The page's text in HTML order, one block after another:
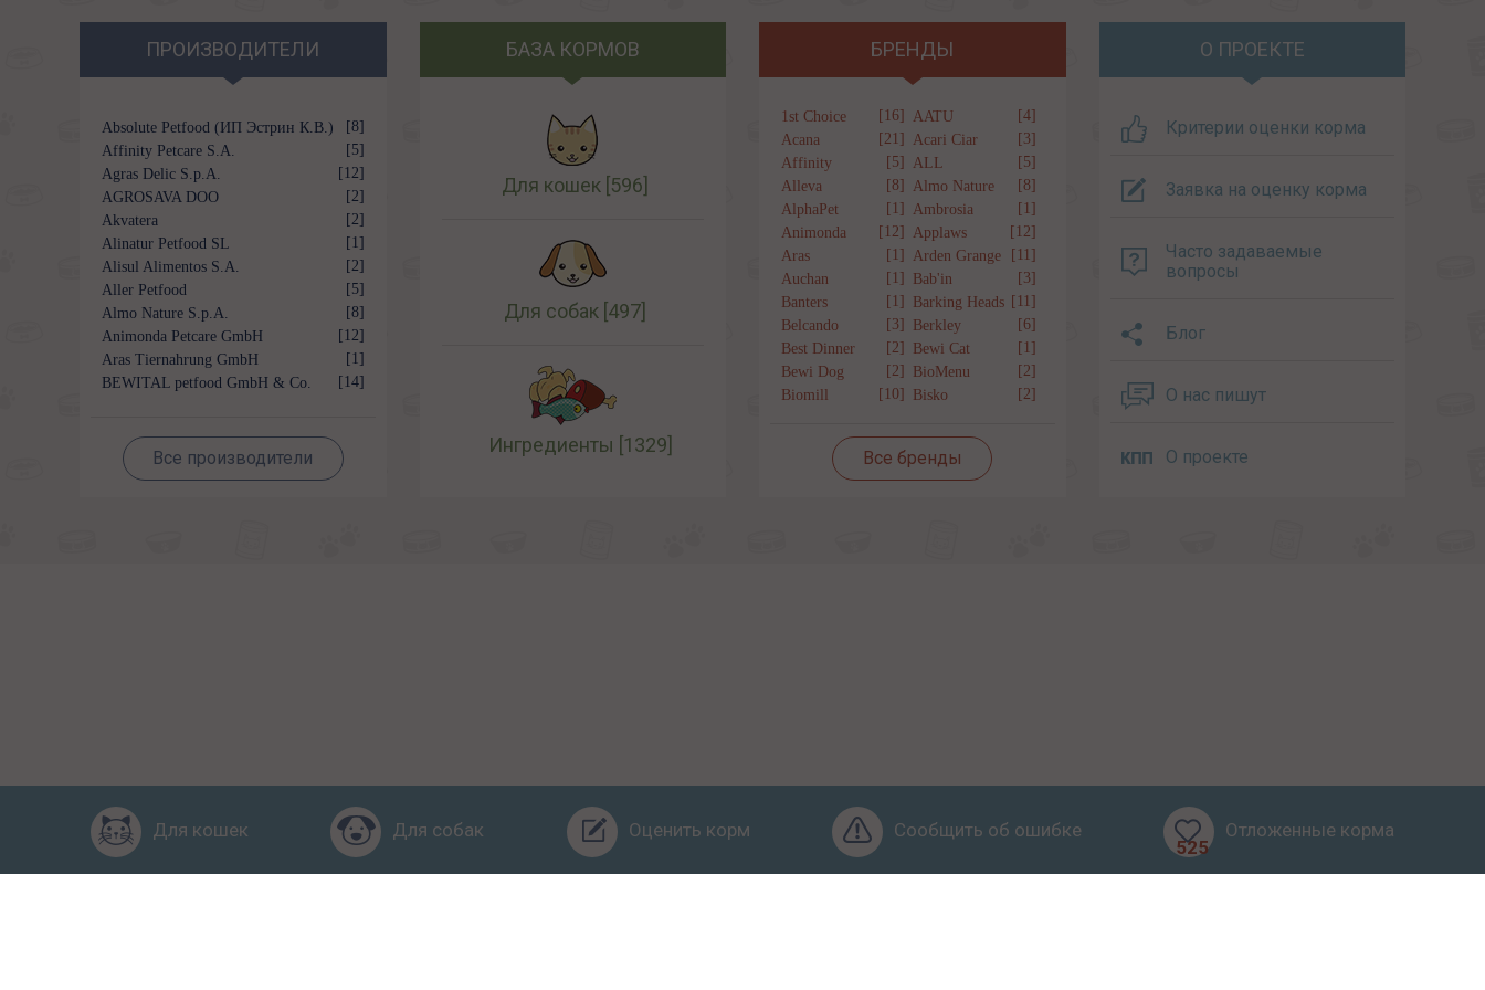
ПРОИЗВОДИТЕЛИ
Absolute Petfood (ИП Эстрин К.В.)
[8]
Affinity Petcare S.A.
[5]
Agras Delic S.p.A.
[12]
AGROSAVA DOO
[2]
Akvatera
[2]
Alinatur Petfood SL
[1]
Alisul Alimentos S.A.
[2]
Aller Petfood
[5]
Almo Nature S.p.A.
[8]
Animonda Petcare GmbH
[12]
Aras Tiernahrung GmbH
[1]
BEWITAL petfood GmbH & Co.
[14]
Все производители
БАЗА КОРМОВ
Для кошек [596]
Для собак [497]
Ингредиенты [1329]
БРЕНДЫ
1st Choice [16] AATU
[4]
Acana
[21] Acari Ciar
[3]
Affinity
[5] ALL
[5]
Alleva
[8] Almo Nature
[8]
AlphaPet
[1] Ambrosia
[1]
Animonda
[12] Applaws
[12]
Aras
[1] Arden Grange
[11]
Auchan
[1] Bab'in
[3]
Banters
[1] Barking Heads [11]
Belcando
[3] Berkley
[6]
Best Dinner
[2] Bewi Cat
[1]
Bewi Dog
[2] BioMenu
[2]
Biomill
[10] Bisko [2]
Все бренды
О ПРОЕКТЕ
Критерии оценки корма
Заявка на оценку корма
Часто задаваемые
вопросы
Блог
О нас пишут
О проекте
Для кошек Для собак Оценить корм
Сообщить об ошибке
525
Отложенные корма